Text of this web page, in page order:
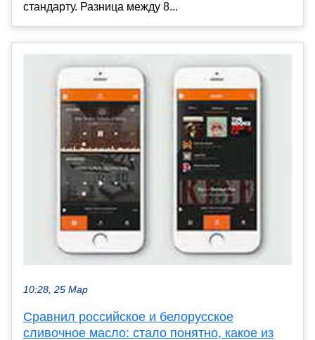
стандарту. Разница между 8...
10:28, 25 Мар
Сравнил российское и белорусское
сливочное масло: стало понятно, какое из